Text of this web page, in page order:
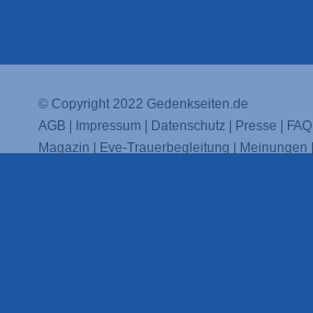
© Copyright 2022 Gedenkseiten.de
AGB
Impressum Datenschutz Presse
FAQ
Magazin
Eve-Trauerbegleitung Meinungen